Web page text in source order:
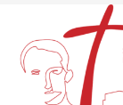
Inhalt
springen